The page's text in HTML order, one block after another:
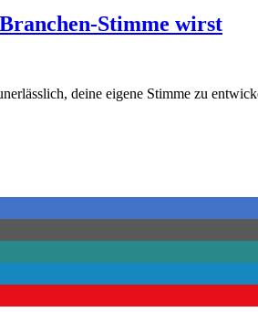
Stimme wirst
deine eigene Stimme zu